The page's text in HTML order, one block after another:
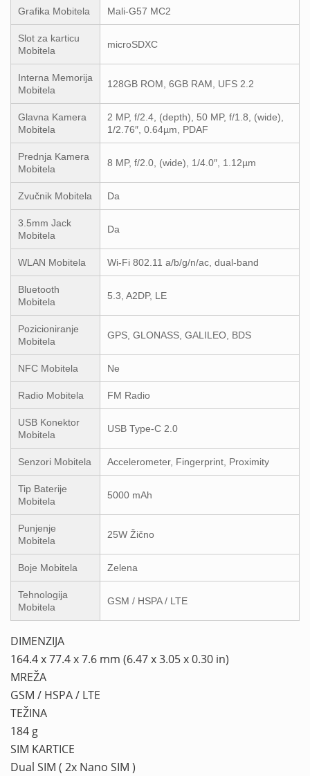
Grafika Mobitela Mali-G57 MC2
Slot za karticu
Mobitela
microSDXC
Interna Memorija
Mobitela
128GB ROM, 6GB RAM, UFS 2.2
Glavna Kamera
Mobitela
2 MP, f/2.4, (depth), 50 MP, f/1.8, (wide),
1/2.76″, 0.64µm, PDAF
Prednja Kamera
Mobitela
8 MP, f/2.0, (wide), 1/4.0″, 1.12µm
Zvučnik Mobitela Da
3.5mm Jack
Mobitela
Da
WLAN Mobitela Wi-Fi 802.11 a/b/g/n/ac, dual-band
Bluetooth
Mobitela
5.3, A2DP, LE
Pozicioniranje
Mobitela
GPS, GLONASS, GALILEO, BDS
NFC Mobitela Ne
Radio Mobitela FM Radio
USB Konektor
Mobitela
USB Type-C 2.0
Senzori Mobitela Accelerometer, Fingerprint, Proximity
Tip Baterije
Mobitela
5000 mAh
Punjenje
Mobitela
25W Žično
Boje Mobitela Zelena
Tehnologija
Mobitela
GSM / HSPA / LTE
DIMENZIJA
164.4 x 77.4 x 7.6 mm (6.47 x 3.05 x 0.30 in)
MREŽA
GSM / HSPA / LTE
TEŽINA
184 g
SIM KARTICE
Dual SIM ( 2x Nano SIM )